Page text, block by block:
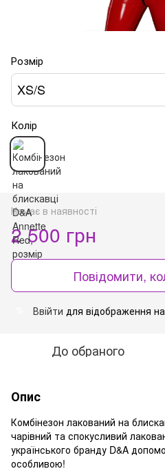
Розмір
XS/S
Колір
Немає в наявності
2 500 грн
Повідомити,
Ввійти для відображення
До обраного
Опис
Комбінезон лакований на
чарівний та спокусливий
українського бранду D&A
особливою!